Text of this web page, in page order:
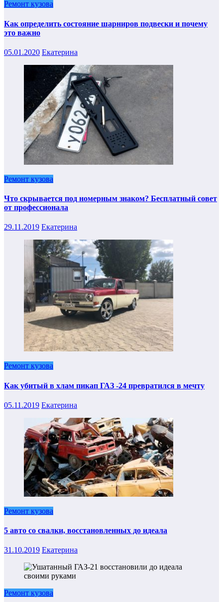
Ремонт кузова
Как определить состояние шарниров подвески и почему
это важно
05.01.2020 Екатерина
Ремонт кузова
Что скрывается под номерным знаком? Бесплатный совет
от профессионала
29.11.2019 Екатерина
Ремонт кузова
Как убитый в хлам пикап ГАЗ -24 превратился в мечту
05.11.2019 Екатерина
Ремонт кузова
5 авто со свалки, восстановленных до идеала
31.10.2019 Екатерина
Ремонт кузова